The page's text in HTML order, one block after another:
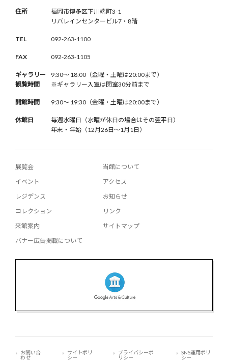
住所
福岡市博多区下川端町3-1
リバレインセンタービル7・8階
TEL 092-263-1100
FAX 092-263-1105
ギャラリー
観覧時間
9:30〜 18:00（金曜・土曜は20:00まで）
※ギャラリー入室は閉室30分前まで
開館時間 9:30〜 19:30（金曜・土曜は20:00まで）
休館日
毎週水曜日（水曜が休日の場合はその翌平日）
年末・年始（12月26日〜1月1日）
展覧会
イベント
レジデンス
コレクション
来館案内
バナー広告掲載について
当館について
アクセス
お知らせ
リンク
サイトマップ
お問い合
わせ
サイトポリ
シー
プライバシーポ
リシー
SNS運用ポリ
シー